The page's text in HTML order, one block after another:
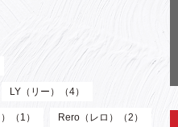
LY（リー）（4）
（1） Rero（レロ）（2）